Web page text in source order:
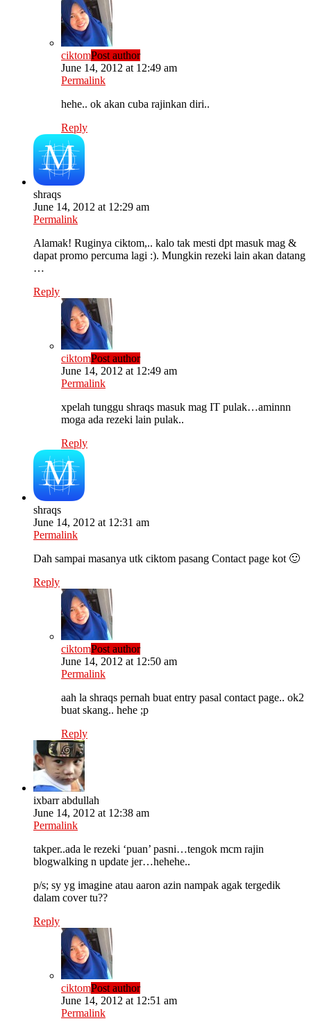
ciktomPost author
June 14, 2012 at 12:49 am
Permalink
hehe.. ok akan cuba rajinkan diri..
Reply
shraqs
June 14, 2012 at 12:29 am
Permalink
Alamak! Ruginya ciktom,.. kalo tak mesti dpt masuk mag &
dapat promo percuma lagi :). Mungkin rezeki lain akan datang
…
Reply
ciktomPost author
June 14, 2012 at 12:49 am
Permalink
xpelah tunggu shraqs masuk mag IT pulak…aminnn
moga ada rezeki lain pulak..
Reply
shraqs
June 14, 2012 at 12:31 am
Permalink
Dah sampai masanya utk ciktom pasang Contact page kot 🙂
Reply
ciktomPost author
June 14, 2012 at 12:50 am
Permalink
aah la shraqs pernah buat entry pasal contact page.. ok2
buat skang.. hehe ;p
Reply
ixbarr abdullah
June 14, 2012 at 12:38 am
Permalink
takper..ada le rezeki ‘puan’ pasni…tengok mcm rajin
blogwalking n update jer…hehehe..
p/s; sy yg imagine atau aaron azin nampak agak tergedik
dalam cover tu??
Reply
ciktomPost author
June 14, 2012 at 12:51 am
Permalink